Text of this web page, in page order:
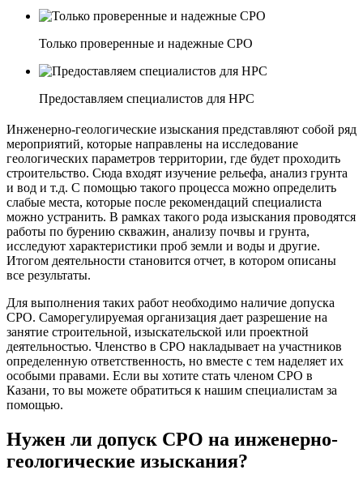
Только проверенные и надежные СРО
Предоставляем специалистов для НРС
Инженерно-геологические изыскания представляют собой ряд
мероприятий, которые направлены на исследование
геологических параметров территории, где будет проходить
строительство. Сюда входят изучение рельефа, анализ грунта
и вод и т.д. С помощью такого процесса можно определить
слабые места, которые после рекомендаций специалиста
можно устранить. В рамках такого рода изыскания проводятся
работы по бурению скважин, анализу почвы и грунта,
исследуют характеристики проб земли и воды и другие.
Итогом деятельности становится отчет, в котором описаны
все результаты.
Для выполнения таких работ необходимо наличие допуска
СРО. Саморегулируемая организация дает разрешение на
занятие строительной, изыскательской или проектной
деятельностью. Членство в СРО накладывает на участников
определенную ответственность, но вместе с тем наделяет их
особыми правами. Если вы хотите стать членом СРО в
Казани, то вы можете обратиться к нашим специалистам за
помощью.
Нужен ли допуск СРО на инженерно-
геологические изыскания?